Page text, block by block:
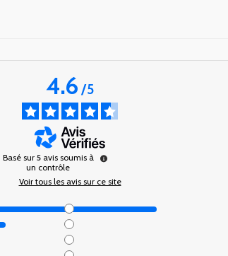
4.6/5
Basé sur 5 avis soumis à
un contrôle
Voir tous les avis sur ce site